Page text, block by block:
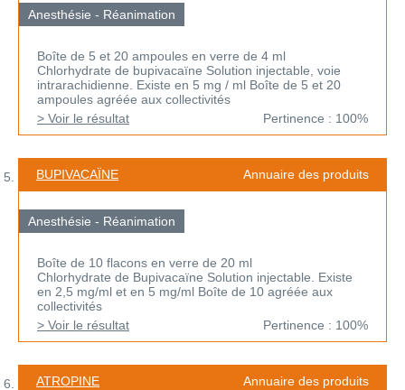
Anesthésie - Réanimation
Boîte de 5 et 20 ampoules en verre de 4 ml
Chlorhydrate de bupivacaïne Solution injectable, voie
intrarachidienne. Existe en 5 mg / ml Boîte de 5 et 20
ampoules agréée aux collectivités
> Voir le résultat
Pertinence : 100%
BUPIVACAÏNE Annuaire des produits
Anesthésie - Réanimation
Boîte de 10 flacons en verre de 20 ml
Chlorhydrate de Bupivacaïne Solution injectable. Existe
en 2,5 mg/ml et en 5 mg/ml Boîte de 10 agréée aux
collectivités
> Voir le résultat
Pertinence : 100%
ATROPINE Annuaire des produits